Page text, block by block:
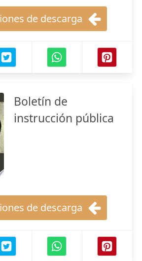
de descarga
Boletín de
instrucción pública
de descarga